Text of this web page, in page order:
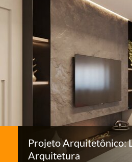
Projeto Arquitetônico:
Arquitetura